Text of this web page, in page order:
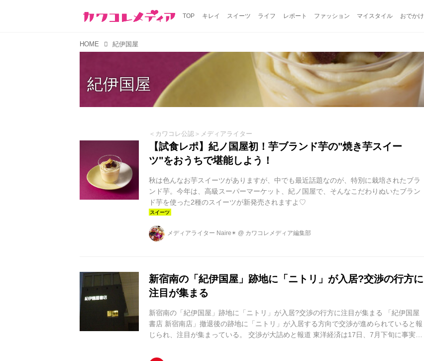
TOP キレイ スイーツ ライフ レポート ファッション マイスタイル おでかけ
HOME 紀伊国屋
紀伊国屋
＜カワコレ公認＞メディアライター
【試食レポ】紀ノ国屋初！芋ブランド芋の"焼き芋スイー
ツ"をおうちで堪能しよう！
秋は色んなお芋スイーツがありますが、中でも最近話題なのが、特別に栽培されたブラ
ンド芋。今年は、高級スーパーマーケット、紀ノ国屋で、そんなこだわりぬいたブラン
ド芋を使った2種のスイーツが新発売されますよ♡
メディアライター Naire✴︎ @ カワコレメディア編集部
新宿南の「紀伊国屋」跡地に「ニトリ」が入居?交渉の行方に
注目が集まる
新宿南の「紀伊国屋」跡地に「ニトリ」が入居?交渉の行方に注目が集まる 「紀伊国屋
書店 新宿南店」撤退後の跡地に「ニトリ」が入居する方向で交渉が進められていると報
じられ、注目が集まっている。 交渉が大詰めと報道 東洋経済は17日、7月下旬に事実上